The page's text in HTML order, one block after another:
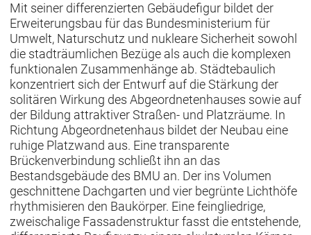
Mit seiner differenzierten Gebäudefigur bildet der
Erweiterungsbau für das Bundesministerium für
Umwelt, Naturschutz und nukleare Sicherheit sowohl
die stadträumlichen Bezüge als auch die komplexen
funktionalen Zusammenhänge ab. Städtebaulich
konzentriert sich der Entwurf auf die Stärkung der
solitären Wirkung des Abgeordnetenhauses sowie auf
der Bildung attraktiver Straßen- und Platzräume. In
Richtung Abgeordnetenhaus bildet der Neubau eine
ruhige Platzwand aus. Eine transparente
Brückenverbindung schließt ihn an das
Bestandsgebäude des BMU an. Der ins Volumen
geschnittene Dachgarten und vier begrünte Lichthöfe
rhythmisieren den Baukörper. Eine feingliedrige,
zweischalige Fassadenstruktur fasst die entstehende,